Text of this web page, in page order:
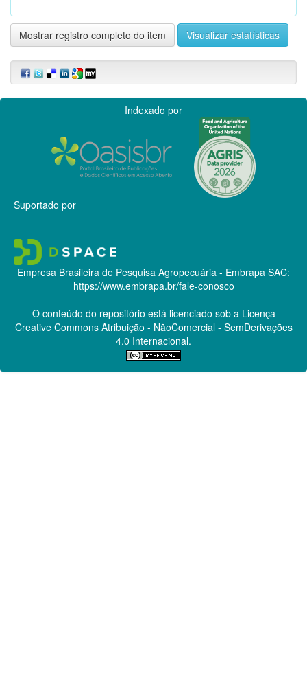
Mostrar registro completo do item Visualizar estatísticas
Indexado por
Suportado por
Empresa Brasileira de Pesquisa Agropecuária - Embrapa SAC:
https://www.embrapa.br/fale-conosco
O conteúdo do repositório está licenciado sob a Licença
Creative CommonsAtribuição - NãoComercial - SemDerivações
4.0 Internacional.